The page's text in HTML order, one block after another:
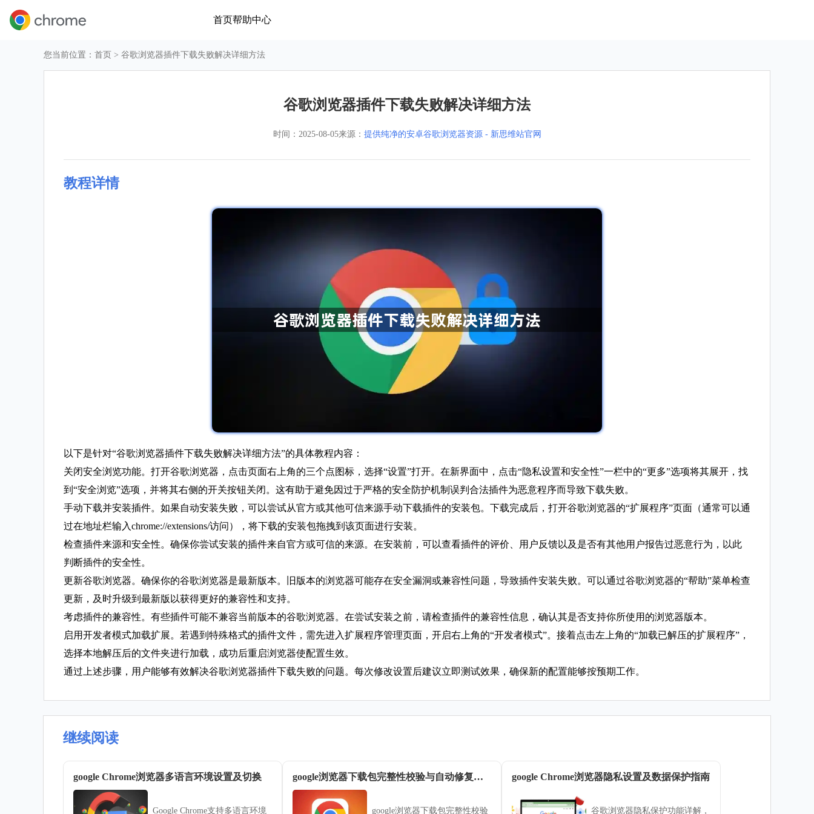
首页帮助中心
您当前位置： 首页 > 谷歌浏览器插件下载失败解决详细方法
谷歌浏览器插件下载失败解决详细方法
时间： 2025-08-05来源： 提供纯净的安卓谷歌浏览器资源 - 新思维站官网
教程详情
以下是针对“谷歌浏览器插件下载失败解决详细方法”的具体教程内容：
关闭安全浏览功能。打开谷歌浏览器，点击页面右上角的三个点图标，选择“设置”打开。在新界面中，点击“隐私设置和安全性”一栏中的“更多”选项将其展开，找
到“安全浏览”选项，并将其右侧的开关按钮关闭。这有助于避免因过于严格的安全防护机制误判合法插件为恶意程序而导致下载失败。
手动下载并安装插件。如果自动安装失败，可以尝试从官方或其他可信来源手动下载插件的安装包。下载完成后，打开谷歌浏览器的“扩展程序”页面（通常可以通
过在地址栏输入chrome://extensions/访问），将下载的安装包拖拽到该页面进行安装。
检查插件来源和安全性。确保你尝试安装的插件来自官方或可信的来源。在安装前，可以查看插件的评价、用户反馈以及是否有其他用户报告过恶意行为，以此
判断插件的安全性。
更新谷歌浏览器。确保你的谷歌浏览器是最新版本。旧版本的浏览器可能存在安全漏洞或兼容性问题，导致插件安装失败。可以通过谷歌浏览器的“帮助”菜单检查
更新，及时升级到最新版以获得更好的兼容性和支持。
考虑插件的兼容性。有些插件可能不兼容当前版本的谷歌浏览器。在尝试安装之前，请检查插件的兼容性信息，确认其是否支持你所使用的浏览器版本。
启用开发者模式加载扩展。若遇到特殊格式的插件文件，需先进入扩展程序管理页面，开启右上角的“开发者模式”。接着点击左上角的“加载已解压的扩展程序”，
选择本地解压后的文件夹进行加载，成功后重启浏览器使配置生效。
通过上述步骤，用户能够有效解决谷歌浏览器插件下载失败的问题。每次修改设置后建议立即测试效果，确保新的配置能够按预期工作。
继续阅读
google Chrome浏览器多语言环境设置及切换
Google Chrome支持多语言环境
google浏览器下载包完整性校验与自动修复经验
google浏览器下载包完整性校验
google Chrome浏览器隐私设置及数据保护指南
谷歌浏览器隐私保护功能详解，